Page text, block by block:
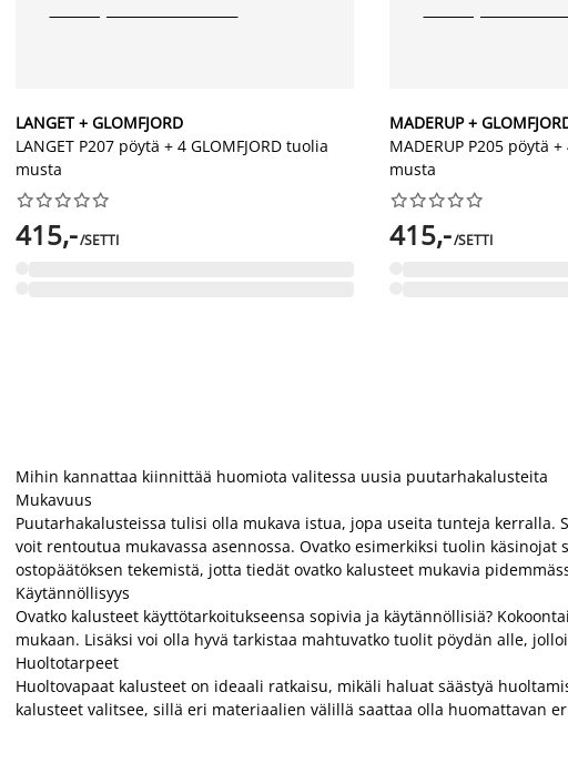
LANGET + GLOMFJORD
LANGET P207 pöytä + 4 GLOMFJORD tuolia
musta






415,-/SETTI
MADERUP +
MADERUP P205 pöytä
musta






415,-/SETTI
Mihin kannattaa kiinnittää huomiota valitessa uusia puutarhakalusteita
Mukavuus
Puutarhakalusteissa tulisi olla mukava istua, jopa useita tunteja
voit rentoutua mukavassa asennossa. Ovatko esimerkiksi tuolin
ostopäätöksen tekemistä, jotta tiedät ovatko kalusteet mukavia
Käytännöllisyys
Ovatko kalusteet käyttötarkoitukseensa sopivia ja käytännöllisiä?
mukaan. Lisäksi voi olla hyvä tarkistaa mahtuvatko tuolit pöydän alle,
Huoltotarpeet
Huoltovapaat kalusteet on ideaali ratkaisu, mikäli haluat säästyä
kalusteet valitsee, sillä eri materiaalien välillä saattaa olla huomattavan